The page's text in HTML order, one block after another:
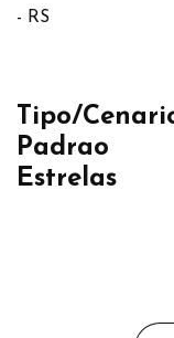
Tipo/
Padrao
Estrelas
- RS